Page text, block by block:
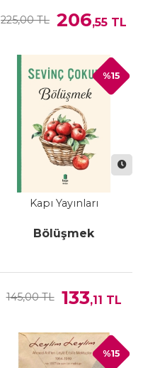
225,00 TL 206,55 TL
Kapı Yayınları
Bölüşmek
145,00 TL 133,11 TL
%15
%15